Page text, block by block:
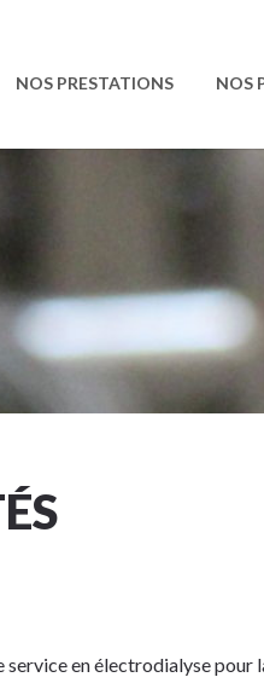
NOS PRESTATIONS NOS
en électrodialyse